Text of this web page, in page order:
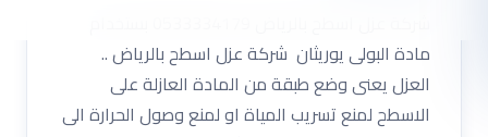
مادة البولى يوريثان شركة عزل اسطح بالرياض ..
العزل يعنى وضع طبقة من المادة العازلة على
الاسطح لمنع تسريب المياة او لمنع وصول الحرارة الى